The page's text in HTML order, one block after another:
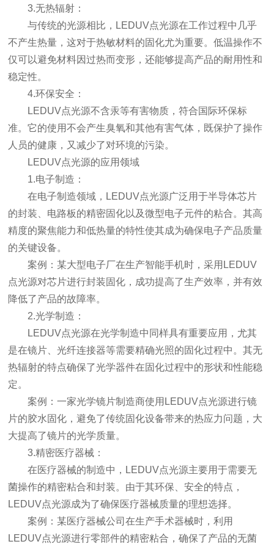
3.无热辐射：
与传统的光源相比，LEDUV点光源在工作过程中几乎
不产生热量，这对于热敏材料的固化尤为重要。低温操作不
仅可以避免材料因过热而变形，还能够提高产品的耐用性和
稳定性。
4.环保安全：
LEDUV点光源不含汞等有害物质，符合国际环保标
准。它的使用不会产生臭氧和其他有害气体，既保护了操作
人员的健康，又减少了对环境的污染。
LEDUV点光源的应用领域
1.电子制造：
在电子制造领域，LEDUV点光源广泛用于半导体芯片
的封装、电路板的精密固化以及微型电子元件的粘合。其高
精度的聚焦能力和低热量的特性使其成为确保电子产品质量
的关键设备。
案例：某大型电子厂在生产智能手机时，采用LEDUV
点光源对芯片进行封装固化，成功提高了生产效率，并有效
降低了产品的故障率。
2.光学制造：
LEDUV点光源在光学制造中同样具有重要应用，尤其
是在镜片、光纤连接器等需要精确光照的固化过程中。其无
热辐射的特点确保了光学器件在固化过程中的形状和性能稳
定。
案例：一家光学镜片制造商使用LEDUV点光源进行镜
片的胶水固化，避免了传统固化设备带来的热应力问题，大
大提高了镜片的光学质量。
3.精密医疗器械：
在医疗器械的制造中，LEDUV点光源主要用于需要无
菌操作的精密粘合和封装。由于其环保、安全的特点，
LEDUV点光源成为了确保医疗器械质量的理想选择。
案例：某医疗器械公司在生产手术器械时，利用
LEDUV点光源进行零部件的精密粘合，确保了产品的无菌